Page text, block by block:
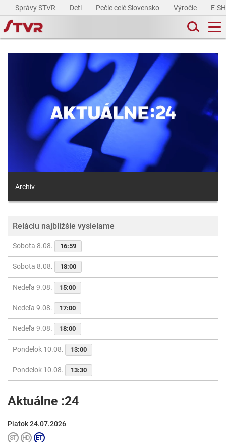
Správy STVR Deti Pečie celé Slovensko Výročie E-
Archív
Reláciu najbližšie vysielame
Sobota 8.08. 16:59
Sobota 8.08. 18:00
Nedeľa 9.08. 15:00
Nedeľa 9.08. 17:00
Nedeľa 9.08. 18:00
Pondelok 10.08. 13:00
Pondelok 10.08. 13:30
Aktuálne :24
Piatok 24.07.2026